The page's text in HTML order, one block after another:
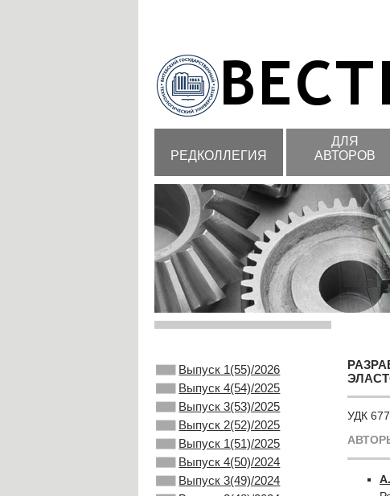
РЕДКОЛЛЕГИЯ
ДЛЯ
АВТОРОВ
Выпуск 1(55)/2026
Выпуск 4(54)/2025
Выпуск 3(53)/2025
Выпуск 2(52)/2025
Выпуск 1(51)/2025
Выпуск 4(50)/2024
Выпуск 3(49)/2024
УДК